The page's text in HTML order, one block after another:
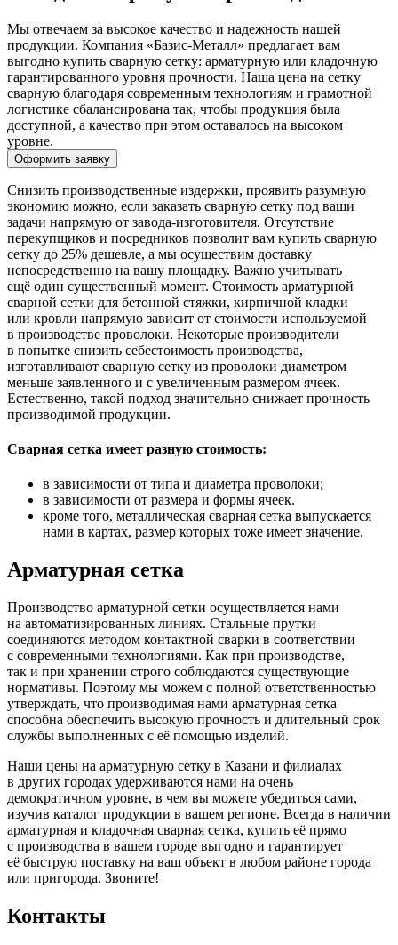
Мы отвечаем за высокое качество и надежность нашей
продукции. Компания «Базис-Металл» предлагает вам
выгодно купить сварную сетку: арматурную или кладочную
гарантированного уровня прочности. Наша цена на сетку
сварную благодаря современным технологиям и грамотной
логистике сбалансирована так, чтобы продукция была
доступной, а качество при этом оставалось на высоком
уровне.
Оформить заявку
Снизить производственные издержки, проявить разумную
экономию можно, если заказать сварную сетку под ваши
задачи напрямую от завода-изготовителя. Отсутствие
перекупщиков и посредников позволит вам купить сварную
сетку до 25% дешевле, а мы осуществим доставку
непосредственно на вашу площадку. Важно учитывать
ещё один существенный момент. Стоимость арматурной
сварной сетки для бетонной стяжки, кирпичной кладки
или кровли напрямую зависит от стоимости используемой
в производстве проволоки. Некоторые производители
в попытке снизить себестоимость производства,
изготавливают сварную сетку из проволоки диаметром
меньше заявленного и с увеличенным размером ячеек.
Естественно, такой подход значительно снижает прочность
производимой продукции.
Сварная сетка имеет разную стоимость:
в зависимости от типа и диаметра проволоки;
в зависимости от размера и формы ячеек.
кроме того, металлическая сварная сетка выпускается
нами в картах, размер которых тоже имеет значение.
Арматурная сетка
Производство арматурной сетки осуществляется нами
на автоматизированных линиях. Стальные прутки
соединяются методом контактной сварки в соответствии
с современными технологиями. Как при производстве,
так и при хранении строго соблюдаются существующие
нормативы. Поэтому мы можем с полной ответственностью
утверждать, что производимая нами арматурная сетка
способна обеспечить высокую прочность и длительный срок
службы выполненных с её помощью изделий.
Наши цены на арматурную сетку в Казани и филиалах
в других городах удерживаются нами на очень
демократичном уровне, в чем вы можете убедиться сами,
изучив каталог продукции в вашем регионе. Всегда в наличии
арматурная и кладочная сварная сетка, купить её прямо
с производства в вашем городе выгодно и гарантирует
её быструю поставку на ваш объект в любом районе города
или пригорода. Звоните!
Контакты